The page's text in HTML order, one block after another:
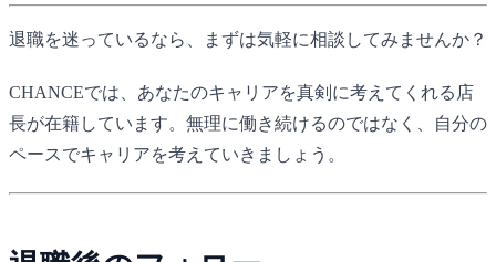
退職を迷っているなら、まずは気軽に相談してみませんか？
CHANCEでは、あなたのキャリアを真剣に考えてくれる店
長が在籍しています。無理に働き続けるのではなく、自分の
ペースでキャリアを考えていきましょう。